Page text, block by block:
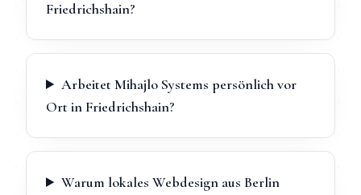
Friedrichshain?
Arbeitet Mihajlo Systems persönlich vor
Ort in Friedrichshain?
Warum lokales Webdesign aus Berlin